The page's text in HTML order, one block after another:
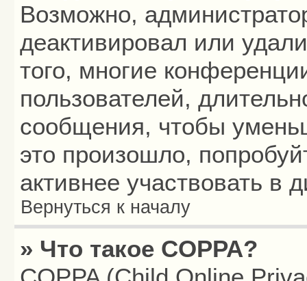
Возможно,
деактивировал или
того, многие
пользователей,
сообщения, чтобы
это произошло,
активнее участвовать в
Вернуться к началу
» Что такое COPPA?